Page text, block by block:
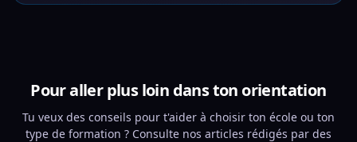
Pour aller plus loin dans ton orientation
Tu veux des conseils pour t'aider à choisir ton école ou ton
type de formation ? Consulte nos articles rédigés par des